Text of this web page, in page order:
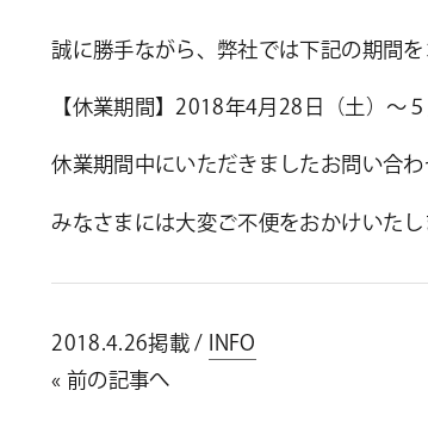
誠に勝手ながら、弊社では下記の期間
【休業期間】2018年4月28日（土）～５
休業期間中にいただきましたお問い合
みなさまには大変ご不便をおかけいた
2018.4.26掲載 / INFO
« 前の記事へ